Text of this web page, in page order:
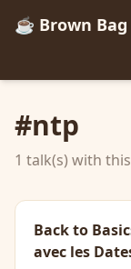
☕ Brown
#ntp
1 talk(s) with
Back to
avec les